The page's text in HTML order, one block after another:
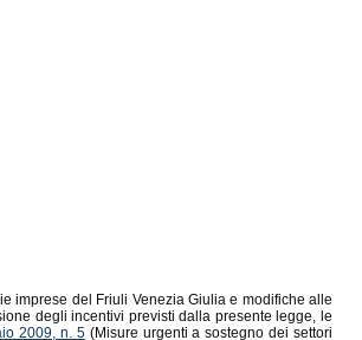
imprese del Friuli Venezia Giulia e modifiche alle
degli incentivi previsti dalla presente legge, le
2009, n. 5(Misure urgenti a sostegno dei settori